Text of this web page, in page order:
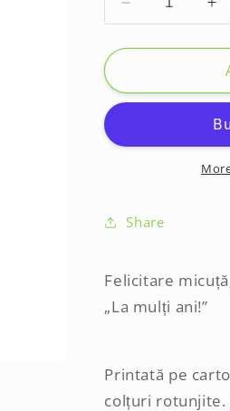
Decrease
quantity
for
-
ani
for
-
-
Share
Felicitare
„La mulți ani!”
Printată pe
colțuri rotunjite.